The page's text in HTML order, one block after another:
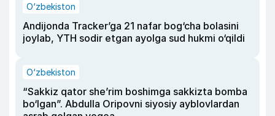
O‘zbekiston
Andijonda Tracker’ga 21 nafar bog‘cha bolasini
joylab, YTH sodir etgan ayolga sud hukmi o‘qildi
O‘zbekiston
“Sakkiz qator she’rim boshimga sakkizta bomba
bo‘lgan”. Abdulla Oripovni siyosiy ayblovlardan